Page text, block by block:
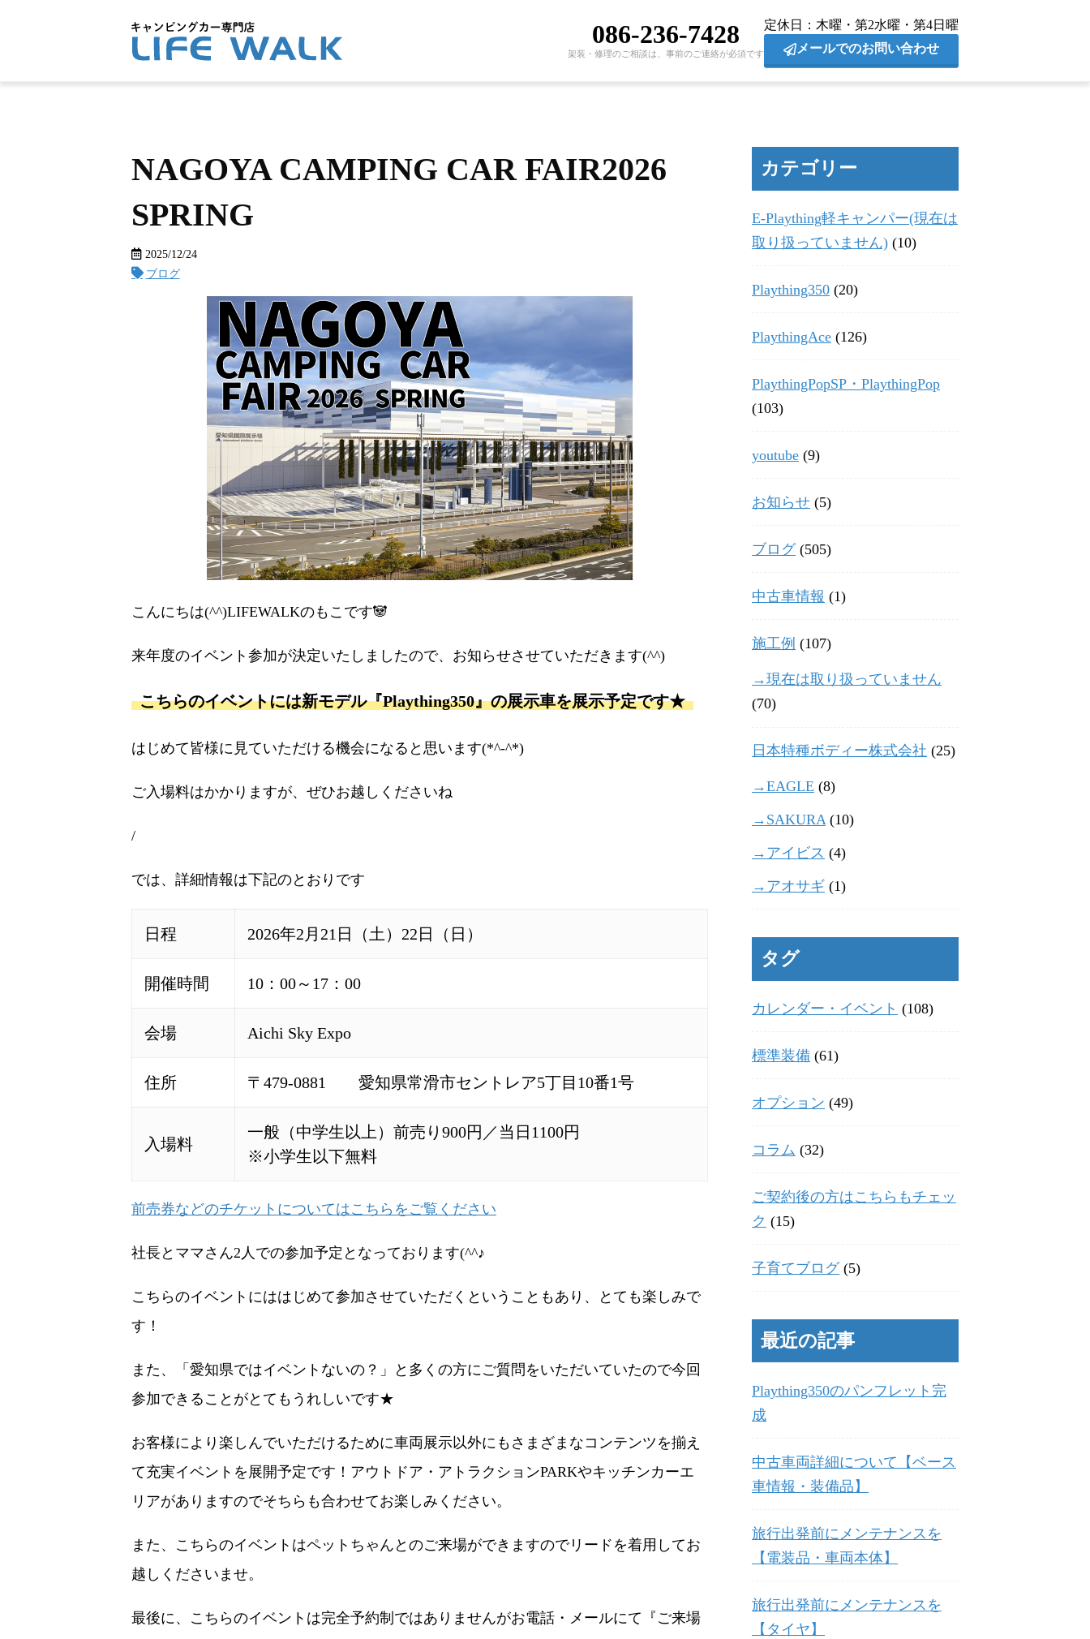
086-236-7428
架装・修理のご相談は、事前のご連絡が必須です
定休日
木曜・第2水曜・第4日曜
メールでのお問い合わせ
NAGOYA CAMPING CAR FAIR2026
SPRING
2025/12/24
ブログ
こんにちは(^^)LIFEWALKのもこです🐼
来年度のイベント参加が決定いたしましたので、お知らせさせていただきます(^^)
こちらのイベントには新モデル『Plaything350』の展示車を展示予定です★
はじめて皆様に見ていただける機会になると思います(*^-^*)
ご入場料はかかりますが、ぜひお越しくださいね
/
では、詳細情報は下記のとおりです
日程 2026年2月21日（土）22日（日）
開催時間 10：00～17：00
会場 Aichi Sky Expo
住所 〒479-0881 愛知県常滑市セントレア5丁目10番1号
入場料
一般（中学生以上）前売り900円／当日1100円
※小学生以下無料
前売券などのチケットについてはこちらをご覧ください
社長とママさん2人での参加予定となっております(^^♪
こちらのイベントにははじめて参加させていただくということもあり、とても楽しみで
す！
また、「愛知県ではイベントないの？」と多くの方にご質問をいただいていたので今回
参加できることがとてもうれしいです★
お客様により楽しんでいただけるために車両展示以外にもさまざまなコンテンツを揃え
て充実イベントを展開予定です！アウトドア・アトラクションPARKやキッチンカーエ
リアがありますのでそちらも合わせてお楽しみください。
また、こちらのイベントはペットちゃんとのご来場ができますのでリードを着用してお
越しくださいませ。
最後に、こちらのイベントは完全予約制ではありませんがお電話・メールにて『ご来場
カテゴリー
E-Plaything軽キャンパー(現在は
取り扱っていません) (10)
Plaything350 (20)
PlaythingAce (126)
PlaythingPopSP・PlaythingPop
(103)
youtube (9)
お知らせ (5)
ブログ(505)
中古車情報 (1)
施工例 (107)
→現在は取り扱っていません
(70)
日本特種ボディー株式会社 (25)
→EAGLE (8)
→SAKURA(10)
→アイビス (4)
→アオサギ (1)
タグ
カレンダー・イベント (108)
標準装備 (61)
オプション (49)
コラム (32)
ご契約後の方はこちらもチェッ
ク (15)
子育てブログ(5)
最近の記事
Plaything350のパンフレット完
成
中古車両詳細について【ベース
車情報・装備品】
旅行出発前にメンテナンスを
【電装品・車両本体】
旅行出発前にメンテナンスを
【タイヤ】